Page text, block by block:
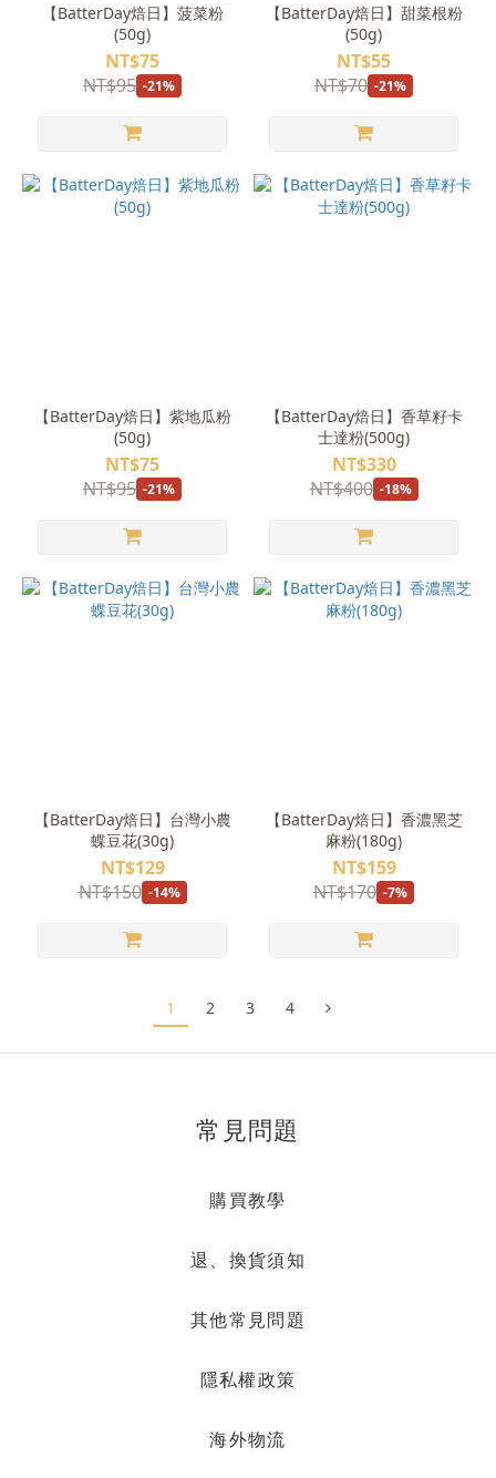
【BatterDay焙日】菠菜粉
(50g)
NT$75
NT$95 -21%
【BatterDay焙日】甜菜根粉
(50g)
NT$55
NT$70 -21%
【BatterDay焙日】紫地瓜粉
(50g)
NT$75
NT$95 -21%
【BatterDay焙日】香草籽卡
士達粉(500g)
NT$330
NT$400 -18%
【BatterDay焙日】台灣小農
蝶豆花(30g)
NT$129
NT$150 -14%
【BatterDay焙日】香濃黑芝
麻粉(180g)
NT$159
NT$170 -7%
1 2 3 4
常見問題
購買教學
退、換貨須知
其他常見問題
隱私權政策
海外物流